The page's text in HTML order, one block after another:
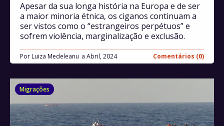
Por Luiza Medeleanu Abril, 2024 Comentários (0)
Apesar da sua longa história na Europa e de ser
a maior minoria étnica, os ciganos continuam a
ser vistos como o “estrangeiros perpétuos” e
sofrem violência, marginalização e exclusão.
Migrações